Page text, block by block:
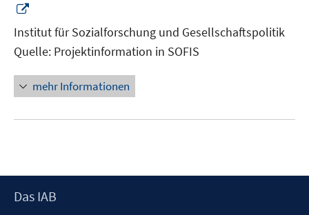
neuem
Fenster
öffnen
Institut für Sozialforschung und Gesellschaftspolitik
Quelle: Projektinformation in SOFIS
mehr Informationen
Footer
Das IAB